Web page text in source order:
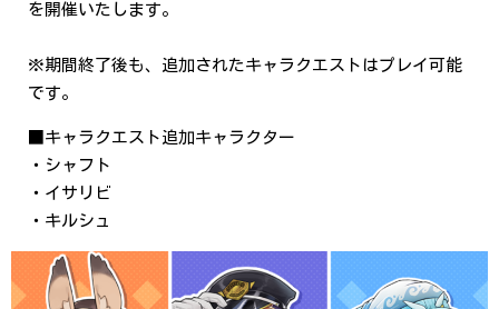
を開催いたします。
※期間終了後も、追加されたキャラクエストはプレイ可能
です。
■キャラクエスト追加キャラクター
・シャフト
・イサリビ
・キルシュ